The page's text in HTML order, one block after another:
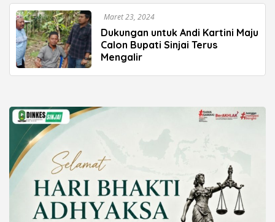
Maret 23, 2024
Dukungan untuk Andi Kartini Maju
Calon Bupati Sinjai Terus
Mengalir